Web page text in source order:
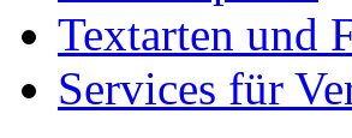
Korrektorat
FAQ